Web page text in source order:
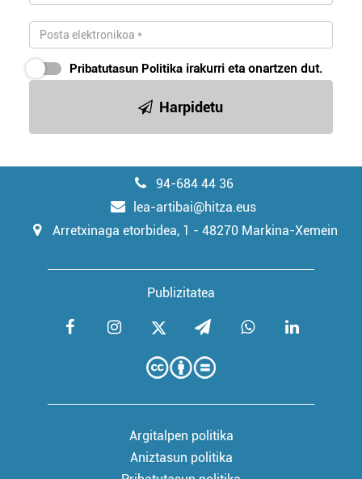
Pribatutasun Politika irakurri eta onartzen dut.
Harpidetu
94-684 44 36
lea-artibai@hitza.eus
Arretxinaga etorbidea, 1 - 48270 Markina-Xemein
Publizitatea
Argitalpen politika
Aniztasun politika